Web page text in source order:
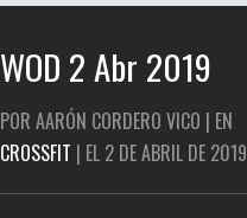
WOD 2 Abr 2019
POR AARÓN CORDERO VICO | EN
CROSSFIT | EL 2 DE ABRIL DE 2019